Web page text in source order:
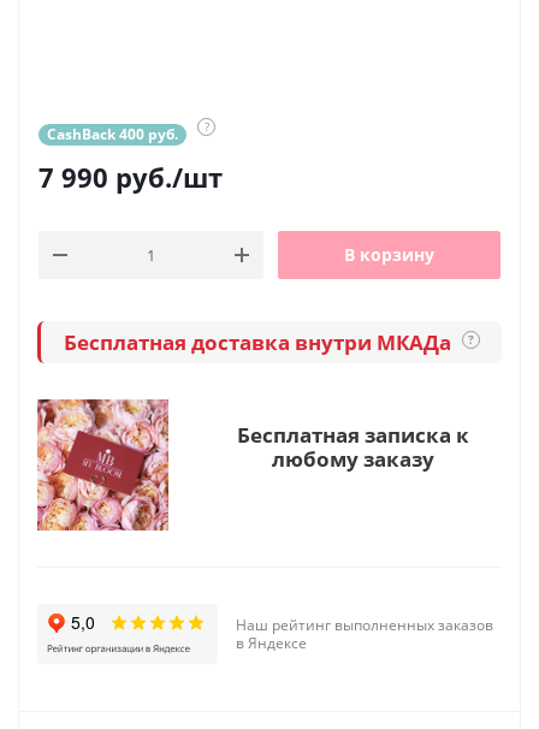
CashBack 400 руб. ?
7 990 руб./шт
В корзину
Бесплатная доставка внутри МКАДа ?
Бесплатная записка к
любому заказу
Наш рейтинг выполненных заказов
в Яндексе